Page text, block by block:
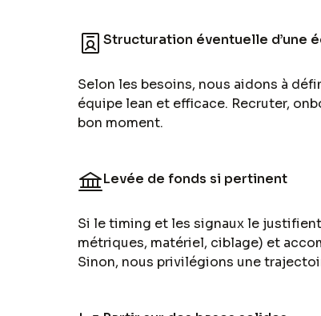
Structuration éventuelle d’une
Selon les besoins, nous aidons à
équipe lean et efficace. Recruter,
bon moment.
Levée de fonds si pertinent
Si le timing et les signaux le
métriques, matériel, ciblage) et
Sinon, nous privilégions une